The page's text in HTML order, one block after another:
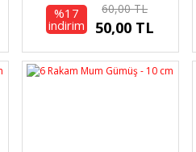
%17
indirim
60,00 TL
50,00 TL